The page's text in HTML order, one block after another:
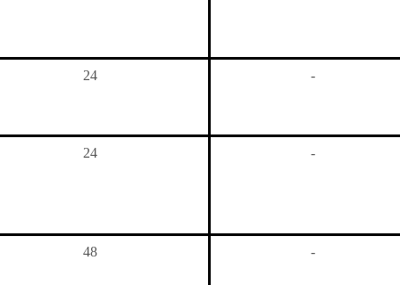
24 -
24 -
48 -